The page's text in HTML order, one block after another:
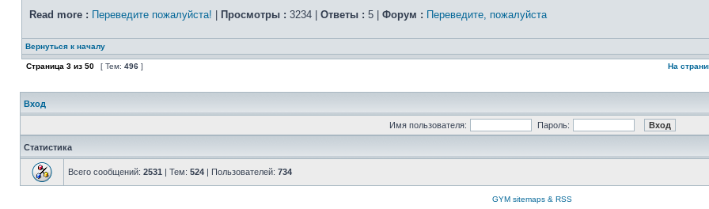
Read more : Переведите пожалуйста! Просмотры : 3234 | Ответы : 5 | Форум : Переведите, пожалуйста
Вернуться к началу
Страница 3 из 50 [ Тем: 496 ] На
Вход
Имя пользователя: Пароль:
Статистика
Всего сообщений: 2531 | Тем: 524 | Пользователей: 734
GYM sitemaps & RSS